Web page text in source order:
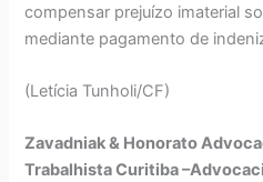
compensar prejuízo imaterial
mediante pagamento de
(Letícia Tunholi/CF)
Zavadniak & Honorato
Trabalhista Curitiba